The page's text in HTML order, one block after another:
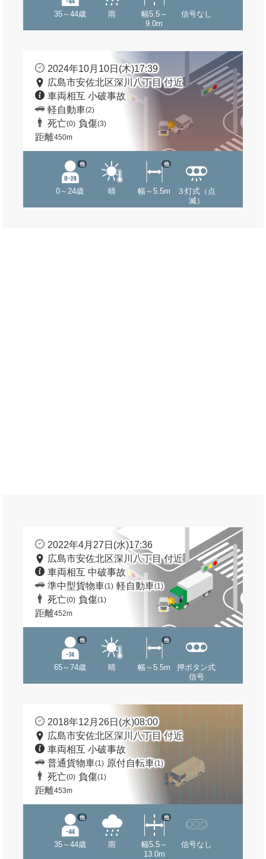
35～44歳 雨
幅5.5～
9.0m
信号なし
2024年10月10日(木)17:39
広島市安佐北区深川八丁目 付近
車両相互 小破事故
軽自動車(2)
死亡(0) 負傷(3)
距離450m
0～24歳
他
晴 幅～5.5m
他
３灯式（点
滅）
2022年4月27日(水)17:36
広島市安佐北区深川八丁目 付近
車両相互 中破事故
準中型貨物車(1) 軽自動車(1)
死亡(0) 負傷(1)
距離452m
65～74歳
他
晴 幅～5.5m
他
押ボタン式
信号
2018年12月26日(水)08:00
広島市安佐北区深川八丁目 付近
車両相互 小破事故
普通貨物車(1) 原付自転車(1)
死亡(0) 負傷(1)
距離453m
35～44歳
他
雨
幅5.5～
13.0m
他
信号なし